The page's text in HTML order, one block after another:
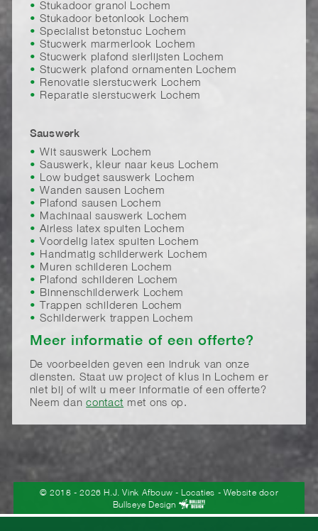
Stukadoor granol Lochem
Stukadoor betonlook Lochem
Specialist betonstuc Lochem
Stucwerk marmerlook Lochem
Stucwerk plafond sierlijsten Lochem
Stucwerk plafond ornamenten Lochem
Renovatie sierstucwerk Lochem
Reparatie sierstucwerk Lochem
Sauswerk
Wit sauswerk Lochem
Sauswerk, kleur naar keus Lochem
Low budget sauswerk Lochem
Wanden sausen Lochem
Plafond sausen Lochem
Machinaal sauswerk Lochem
Airless latex spuiten Lochem
Voordelig latex spuiten Lochem
Handmatig schilderwerk Lochem
Muren schilderen Lochem
Plafond schilderen Lochem
Binnenschilderwerk Lochem
Trappen schilderen Lochem
Schilderwerk trappen Lochem
Meer informatie of een offerte?
De voorbeelden geven een indruk van onze
diensten. Staat uw project of klus in Lochem er
niet bij of wilt u meer informatie of een offerte?
Neem dancontact met ons op.
© 2018 - 2026 H.J. Vink Afbouw - Locaties - Website door
Bullseye Design